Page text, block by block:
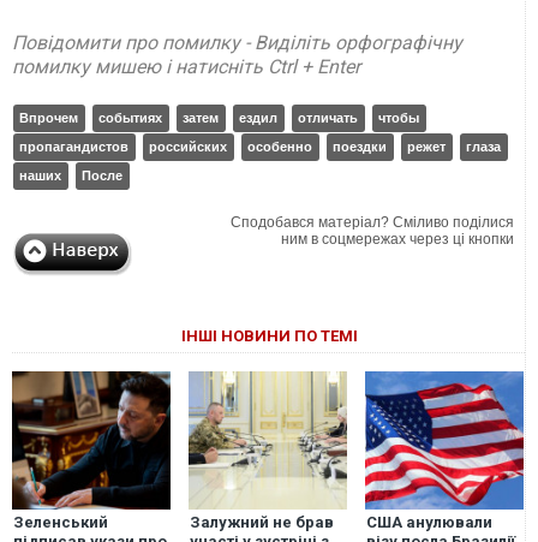
Повідомити про помилку - Виділіть орфографічну
помилку мишею і натисніть Ctrl + Enter
Впрочем событиях затем ездил отличать
чтобы
пропагандистов
российских особенно поездки режет
глаза
наших
После
Сподобався матеріал? Сміливо поділися
ним в соцмережах через ці кнопки
ІНШІ НОВИНИ ПО ТЕМІ
Зеленський
Залужний не брав
США анулювали